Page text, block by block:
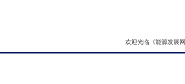
欢迎光临《能源发展网